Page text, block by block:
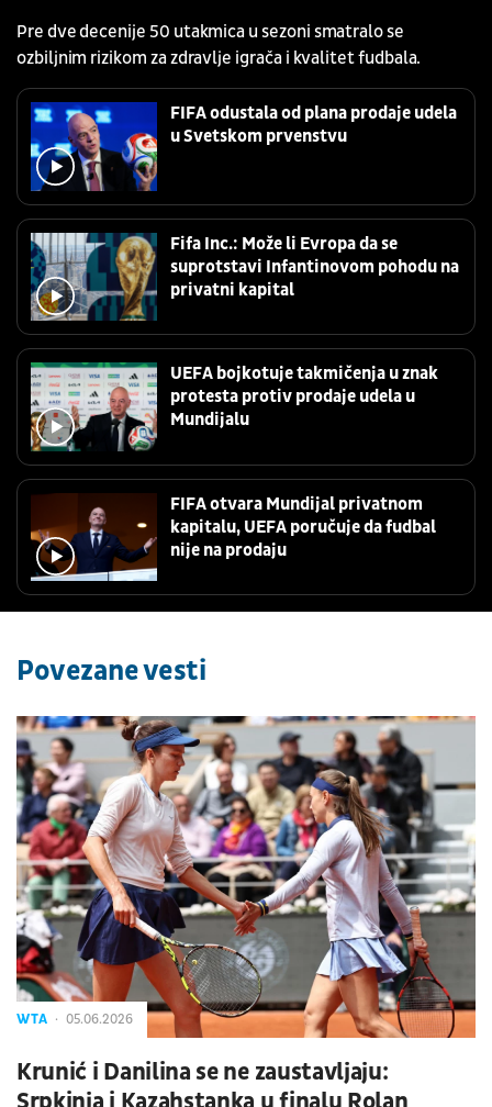
Pre dve decenije 50 utakmica u sezoni smatralo se
ozbiljnim rizikom za zdravlje igrača i kvalitet fudbala.
FIFA odustala od plana prodaje udela
u Svetskom prvenstvu
Fifa Inc.: Može li Evropa da se
suprotstavi Infantinovom pohodu na
privatni kapital
UEFA bojkotuje takmičenja u znak
protesta protiv prodaje udela u
Mundijalu
FIFA otvara Mundijal privatnom
kapitalu, UEFA poručuje da fudbal
nije na prodaju
Povezane vesti
WTA 05.06.2026
Krunić i Danilina se ne zaustavljaju: